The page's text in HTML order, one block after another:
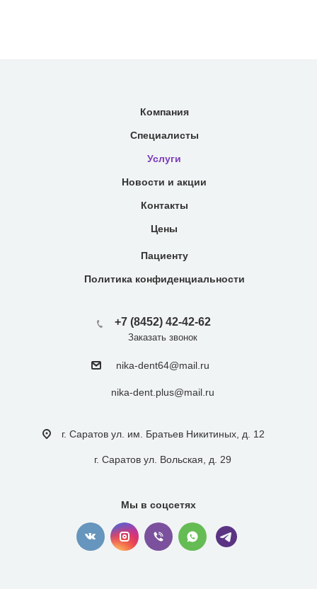
Компания
Специалисты
Услуги
Новости и акции
Контакты
Цены
Пациенту
Политика конфиденциальности
+7 (8452) 42-42-62
Заказать звонок
nika-dent64@mail.ru
nika-dent.plus@mail.ru
г. Саратов ул. им. Братьев Никитиных, д. 12
г. Саратов ул. Вольская, д. 29
Мы в соцсетях